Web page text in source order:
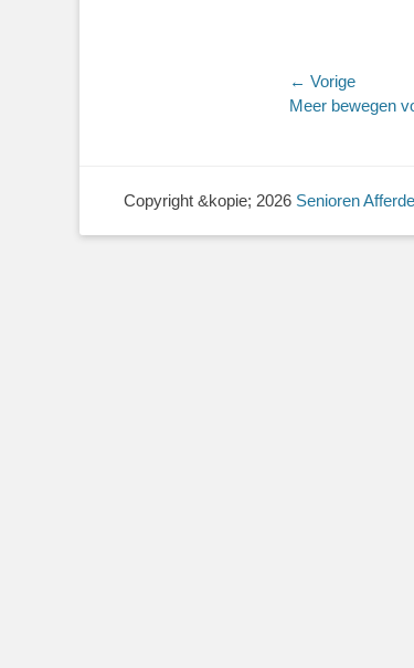
Bericht
navigatie
← Vorige
Vorig
Meer bewegen
Copyright &kopie; 2026 Senioren